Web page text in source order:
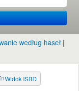
według haseł
Widok ISBD